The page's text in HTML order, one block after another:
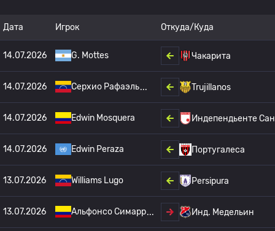
Дата Игрок Откуда/Куда
14.07.2026 G. Mottes Чакарита
14.07.2026 Серхио Рафаэль Trujillanos
14.07.2026 Edwin Mosquera Индепендьенте
14.07.2026 Edwin Peraza Португалеса
13.07.2026 Williams Lugo Persipura
13.07.2026 Альфонсо Симарр Инд. Медельин